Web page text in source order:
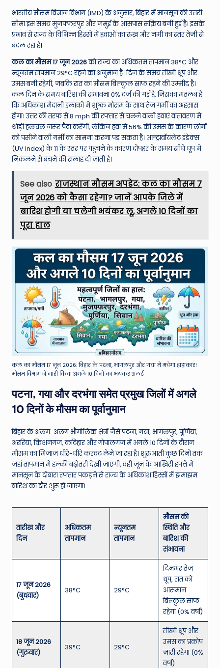
W
o
rl
d
भारतीय मौसम विज्ञान विभाग (IMD) के अनुसार, बिहार में मानसून की उत्तरी
सीमा इस समय मुजफ्फरपुर और जमुई के आसपास सक्रिय बनी हुई है। इसके
प्रभाव से राज्य के विभिन्न हिस्सों में हवाओं का रुख और नमी का स्तर तेजी से
बदल रहा है।
कल का मौसम 17 जून 2026को राज्य का अधिकतम तापमान 38°C और
न्यूनतम तापमान 29°C रहने का अनुमान है। दिन के समय तीखी धूप और
उमस बनी रहेगी, जबकि रात का मौसम बिल्कुल साफ रहने की उम्मीद है।
कल दिन के समय बारिश की संभावना 0% दर्ज की गई है, जिसका मतलब है
कि अधिकांश मैदानी इलाकों में शुष्क मौसम के साथ तेज गर्मी का अहसास
होगा। उत्तर की तरफ से 8 mph की रफ्तार से चलने वाली हवाएं वातावरण में
थोड़ी हलचल जरूर पैदा करेंगी, लेकिन हवा में 56% की उमस के कारण लोगों
को पसीने वाली गर्मी का सामना करना पड़ सकता है। अल्ट्रावॉयलेट इंडेक्स
(UV Index) के 11 के स्तर पर पहुंचने के कारण दोपहर के समय सीधे धूप में
निकलने से बचने की सलाह दी जाती है।
See also राजस्थान मौसम अपडेट: कल का मौसम 7
जून 2026 को कैसा रहेगा? जानें आपके जिले में
बारिश होगी या चलेगी भयंकर लू, अगले 10 दिनों का
पूरा हाल
कल का मौसम 17 जून 2026: बिहार के पटना, भागलपुर और गया में मचेगा हाहाकार!
मौसम विभाग ने जारी किया अगले 10 दिनों का भयंकर अलर्ट
पटना, गया और दरभंगा समेत प्रमुख जिलों में अगले
10 दिनों के मौसम का पूर्वानुमान
बिहार के अलग-अलग भौगोलिक क्षेत्रों जैसे पटना, गया, भागलपुर, पूर्णिया,
अररिया, किशनगंज, कटिहार और गोपालगंज में अगले 10 दिनों के दौरान
मौसम का मिजाज धीरे-धीरे करवट लेने जा रहा है। शुरुआती कुछ दिनों तक
जहां तापमान में हल्की बढ़ोतरी देखी जाएगी, वहीं जून के आखिरी हफ्ते में
मानसून के दोबारा रफ्तार पकड़ने से राज्य के अधिकांश हिस्सों में झमाझम
बारिश का दौर शुरू हो जाएगा।
तारीख और
दिन
अधिकतम
तापमान
न्यूनतम
तापमान
मौसम की
स्थिति और
बारिश की
संभावना
17 जून 2026
(बुधवार)
38°C 29°C
दिनभर तेज
धूप, रात को
आसमान
बिल्कुल साफ
रहेगा (0% वर्षा)
18 जून 2026
(गुरुवार)
39°C 29°C
तीखी धूप और
उमस का प्रकोप
जारी रहेगा (0%
वर्षा)